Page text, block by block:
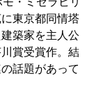
東京都同情塔
築家を主人公
賞受賞作。結
話題があって